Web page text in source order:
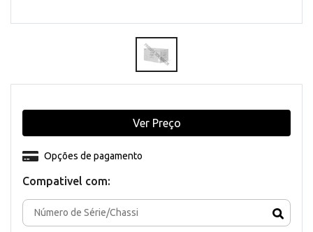
Compativel com:
Opções de pagamento
Ver Preço